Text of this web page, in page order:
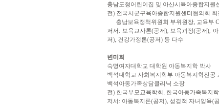
충남도청어린이집 및 아산시육아종합지원
전) 전국시군구육아종합지원센터협의회
충남보육정책위원회 부위원장, 교육부
저서: 보육교사론(공저), 보육과정(공저),
저), 건강가정론(공저) 등 다수
변미희
숙명여자대학교 대학원 아동복지학 박사
백석대학교 사회복지학부 아동복지학전공
백석아동가족상담클리닉 소장
전) 한국부모교육학회, 한국아동가족복지
저서: 아동복지론(공저), 성경적 자녀양육(